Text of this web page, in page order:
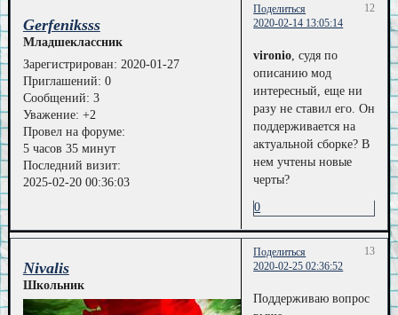
Поделиться
12
2020-02-14 13:05:14
Gerfeniksss
Младшеклассник
Зарегистрирован: 2020-01-27
Приглашений: 0
Сообщений: 3
Уважение: +2
Провел на форуме:
5 часов 35 минут
Последний визит:
2025-02-20 00:36:03
vironio, судя по
описанию мод
интересный, еще ни
разу не ставил его. Он
поддерживается на
актуальной сборке? В
нем учтены новые
черты?
0
Поделиться
13
2020-02-25 02:36:52
Nivalis
Школьник
Поддерживаю вопрос